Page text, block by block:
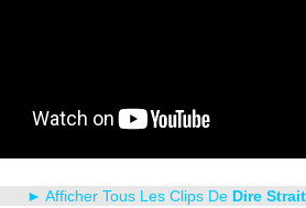
► Afficher Tous Les Clips De Dire